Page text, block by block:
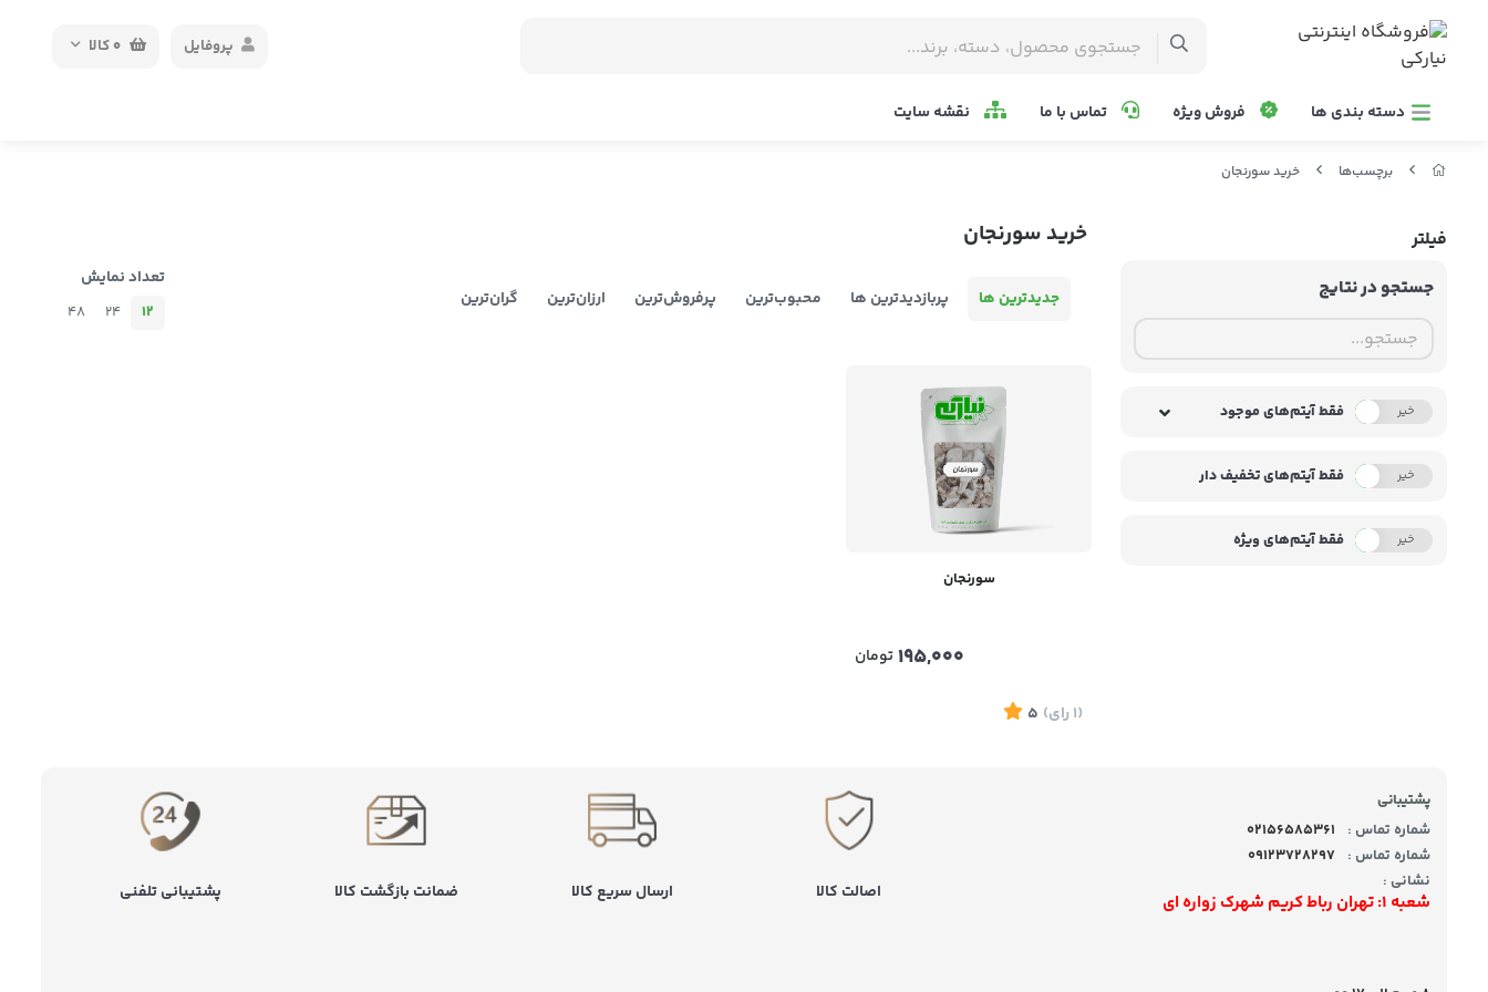
0کالا پروفایل
دسته بندی ها فروش ویژه تماس با ما نقشه سایت
برچسب‌ها خرید سورنجان
فیلتر
جستجو در نتایج
بله خیر فقط آیتم‌های موجود
بله خیر فقط آیتم‌های تخفیف دار
بله خیر فقط آیتم‌های ویژه
خرید سورنجان
جدیدترین ها پربازدیدترین ها محبوب‌‌ترین پرفروش‌ترین ارزان‌ترین گران‌ترین
تعداد نمایش
12
24
48
سورنجان
195,000تومان
(1 رای)
5
پشتیبانی
شماره تماس :
02156585361
شماره تماس :
09123728297
نشانی :
شعبه 1: تهران رباط کریم شهرک زواره ای اصالت کالا ارسال سریع کالا ضمانت بازگشت کالا پشتیبانی تلفنی